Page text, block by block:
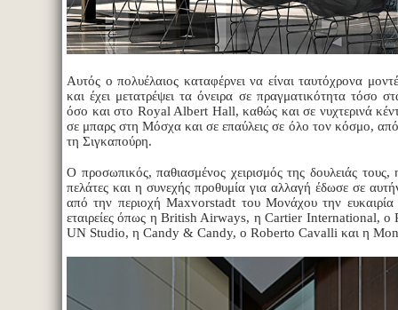
Αυτός ο πολυέλαιος καταφέρνει να είναι ταυτόχρονα
και έχει μετατρέψει τα όνειρα σε πραγματικότητα τόσο
όσο και στο Royal Albert Hall, καθώς και σε νυχτερινά
σε μπαρς στη Μόσχα και σε επαύλεις σε όλο τον κόσμο,
τη Σιγκαπούρη.
Ο προσωπικός, παθιασμένος χειρισμός της δουλειάς τους,
πελάτες και η συνεχής προθυμία για αλλαγή έδωσε σε
από την περιοχή Maxvorstadt του Μονάχου την ευκαιρία
εταιρείες όπως η British Airways, η Cartier International, ο
UN Studio, η Candy & Candy, ο Roberto Cavalli και η